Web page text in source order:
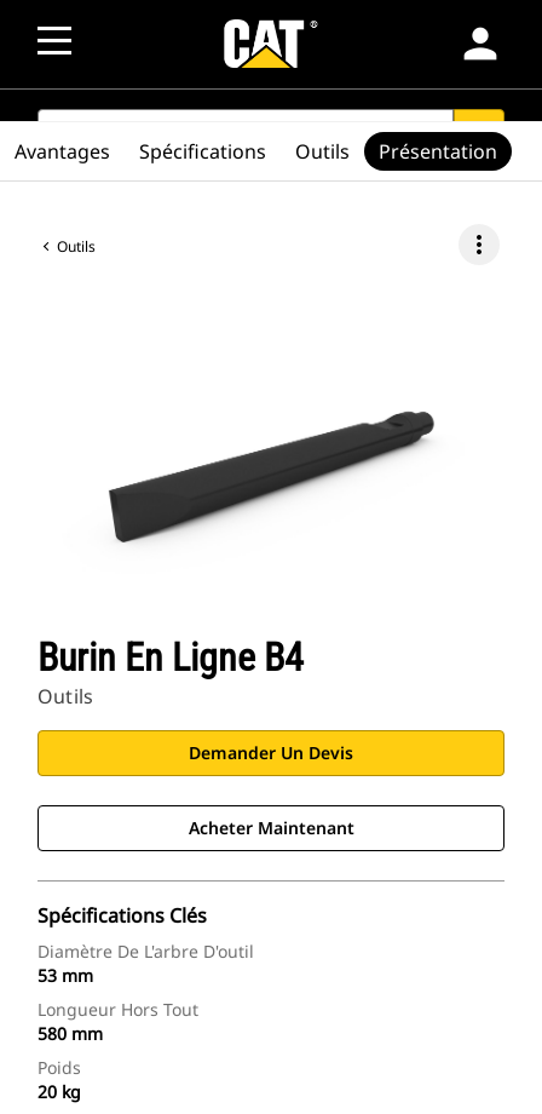
person
SEARCH search
Outils more_vert
Burin En Ligne B4
Outils
Demander Un Devis
Acheter Maintenant
Spécifications Clés
Diamètre De L'arbre D'outil
53 mm
Longueur Hors Tout
580 mm
Poids
20 kg
Avantages Spécifications Outils Présentation